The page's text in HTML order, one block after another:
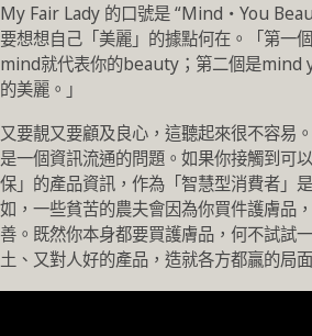
My Fair Lady 的口號是 “Mind‧You
要想想自己「美麗」的據點何在。「第一
mind就代表你的beauty；第二個是mind
的美麗。」
又要靚又要顧及良心，這聽起來很不容易
是一個資訊流通的問題。如果你接觸到可
保」的產品資訊，作為「智慧型消費者」
如，一些貧苦的農夫會因為你買件護膚品
善。既然你本身都要買護膚品，何不試試
土、又對人好的產品，造就各方都贏的局面